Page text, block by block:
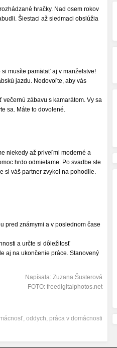
hračky. Nad osem rokov
Šiestaci až siedmaci obslúžia
si musíte pamätať aj v manželstve!
jazdu. Nedovoľte, aby vás
zábavu s kamarátom. Vy sa
sa. Máte to dovolené.
niekedy až priveľmi moderné a
hrdo odmietame. Po svadbe ste
si váš partner zvykol na pohodlie.
pred známymi a v poslednom čase
a určte si dôležitosť
aj na ukončenie práce. Stanovený
Napísala: Zuzana Šusterová
FOTO: freedigitalphotos.net
, oddych, práca v domácnosti